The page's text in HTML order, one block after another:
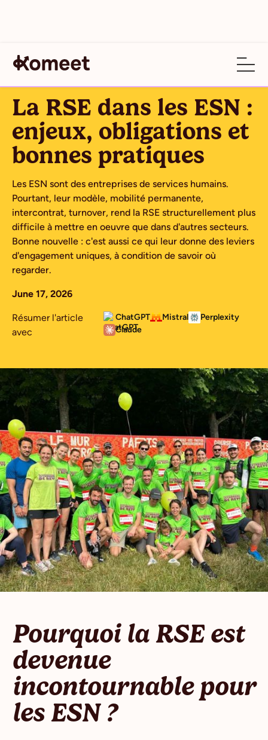
La RSE dans les ESN :
enjeux, obligations et
bonnes pratiques
Les ESN sont des entreprises de services humains.
Pourtant, leur modèle, mobilité permanente,
intercontrat, turnover, rend la RSE structurellement plus
difficile à mettre en oeuvre que dans d'autres secteurs.
Bonne nouvelle : c'est aussi ce qui leur donne des leviers
d'engagement uniques, à condition de savoir où
regarder.
June 17, 2026
Résumer l'article
avec
ChatGPT Mistral
Perplexity
Claude
Pourquoi la RSE est
devenue
incontournable pour
les ESN ?